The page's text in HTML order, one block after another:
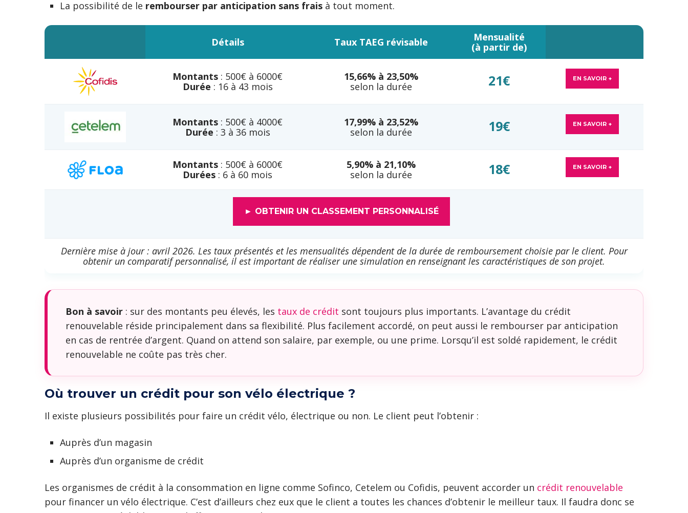
La possibilité de le rembourser par anticipation sans frais à tout moment.
Détails Taux TAEG révisable
Mensualité
(à partir de)
Montants : 500€ à 6000€
Durée : 16 à 43 mois
15,66% à 23,50%
selon la durée
21€ EN SAVOIR +
Montants : 500€ à 4000€
Durée : 3 à 36 mois
17,99% à 23,52%
selon la durée
19€ EN SAVOIR +
Montants : 500€ à 6000€
Durées : 6 à 60 mois
5,90% à 21,10%
selon la durée
18€ EN SAVOIR +
► OBTENIR UN CLASSEMENT PERSONNALISÉ
Dernière mise à jour : avril 2026. Les taux présentés et les mensualités dépendent de la durée de remboursement choisie par le client. Pour
obtenir un comparatif personnalisé, il est important de réaliser une simulation en renseignant les caractéristiques de son projet.
Bon à savoir : sur des montants peu élevés, les taux de crédit sont toujours plus importants. L’avantage du crédit
renouvelable réside principalement dans sa flexibilité. Plus facilement accordé, on peut aussi le rembourser par anticipation
en cas de rentrée d’argent. Quand on attend son salaire, par exemple, ou une prime. Lorsqu’il est soldé rapidement, le crédit
renouvelable ne coûte pas très cher.
Où trouver un crédit pour son vélo électrique ?
Il existe plusieurs possibilités pour faire un crédit vélo, électrique ou non. Le client peut l’obtenir :
Auprès d’un magasin
Auprès d’un organisme de crédit
Les organismes de crédit à la consommation en ligne comme Sofinco, Cetelem ou Cofidis, peuvent accorder un crédit renouvelable
pour financer un vélo électrique. C’est d’ailleurs chez eux que le client a toutes les chances d’obtenir le meilleur taux. Il faudra donc se